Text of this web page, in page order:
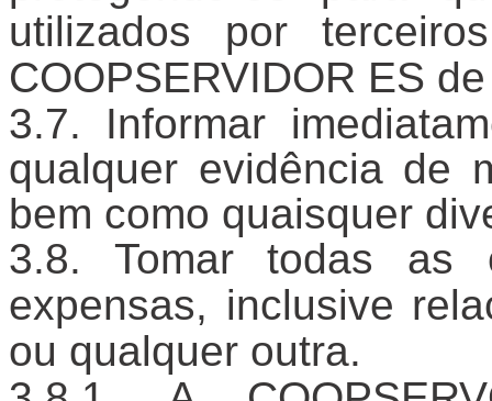
utilizados por
COOPSERVIDOR ES
Informar
qualquer evidência de
bem como quaisquer
Tomar todas as
expensas, inclusive
ou qualquer outra.